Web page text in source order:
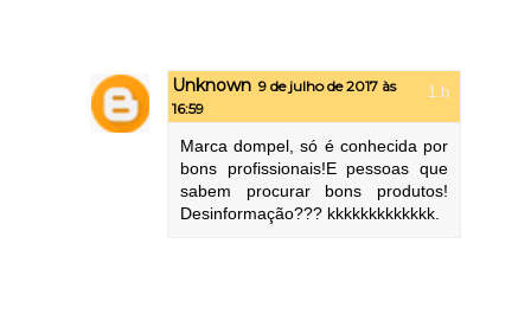
Unknown 9 de julho de 2017 às
16:59
Marca dompel, só é conhecida por
bons profissionais!E pessoas que
sabem procurar bons produtos!
Desinformação??? kkkkkkkkkkkkk.